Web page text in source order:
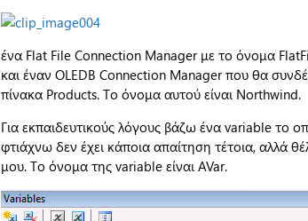
ένα Flat File Connection Manager με το όνομα
και έναν OLEDB Connection Manager που θα
πίνακα Products. Το όνομα αυτού είναι Northwind.
Για εκπαιδευτικούς λόγους βάζω ένα variable
φτιάχνω δεν έχει κάποια απαίτηση τέτοια,
μου. Το όνομα της variable είναι AVar.